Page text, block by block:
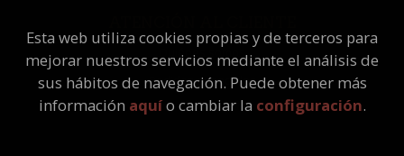
Quiénes somos
Pedidos especiales
Esta web utiliza cookies propias y de terceros para
mejorar nuestros servicios mediante el análisis de
sus hábitos de navegación. Puede obtener más
información aquío cambiar la configuración.